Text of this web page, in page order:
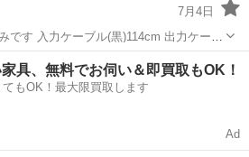
7月4日
ナ線を地デジとBS/CSに分けます。入力
駅 テレビ 分波器
具、無料でお伺い＆即買取もOK！
もOK！最大限買取します
Ad